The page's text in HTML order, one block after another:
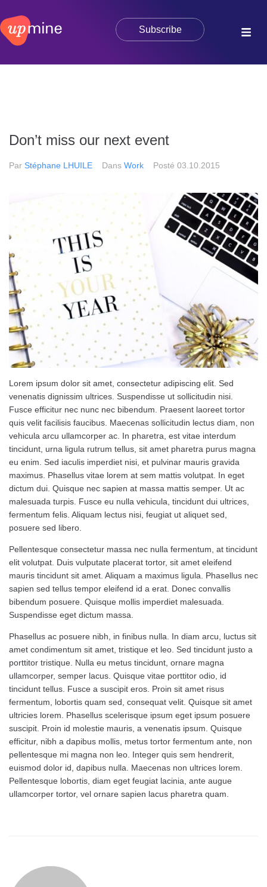
Subscribe
Don’t miss our next event
Par Stéphane LHUILE Dans Work Posté 03.10.2015
Lorem ipsum dolor sit amet, consectetur adipiscing elit. Sed
venenatis dignissim ultrices. Suspendisse ut sollicitudin nisi.
Fusce efficitur nec nunc nec bibendum. Praesent laoreet tortor
quis velit facilisis faucibus. Maecenas sollicitudin lectus diam, non
vehicula arcu ullamcorper ac. In pharetra, est vitae interdum
tincidunt, urna ligula rutrum tellus, sit amet pharetra purus magna
eu enim. Sed iaculis imperdiet nisi, et pulvinar mauris gravida
maximus. Phasellus vitae lorem at sem mattis volutpat. In eget
dictum dui. Quisque nec sapien at massa mattis semper. Ut ac
malesuada turpis. Fusce eu nulla vehicula, tincidunt dui ultrices,
fermentum felis. Aliquam lectus nisi, feugiat ut aliquet sed,
posuere sed libero.
Pellentesque consectetur massa nec nulla fermentum, at tincidunt
elit volutpat. Duis vulputate placerat tortor, sit amet eleifend
mauris tincidunt sit amet. Aliquam a maximus ligula. Phasellus nec
sapien sed tellus tempor eleifend id a erat. Donec convallis
bibendum posuere. Quisque mollis imperdiet malesuada.
Suspendisse eget dictum massa.
Phasellus ac posuere nibh, in finibus nulla. In diam arcu, luctus sit
amet condimentum sit amet, tristique et leo. Sed tincidunt justo a
porttitor tristique. Nulla eu metus tincidunt, ornare magna
ullamcorper, semper lacus. Quisque vitae porttitor odio, id
tincidunt tellus. Fusce a suscipit eros. Proin sit amet risus
fermentum, lobortis quam sed, consequat velit. Quisque sit amet
ultricies lorem. Phasellus scelerisque ipsum eget ipsum posuere
suscipit. Proin id molestie mauris, a venenatis ipsum. Quisque
efficitur, nibh a dapibus mollis, metus tortor fermentum ante, non
pellentesque mi magna non leo. Integer quis sem hendrerit,
euismod dolor id, dapibus nulla. Maecenas non ultrices lorem.
Pellentesque lobortis, diam eget feugiat lacinia, ante augue
ullamcorper tortor, vel ornare sapien lacus pharetra quam.